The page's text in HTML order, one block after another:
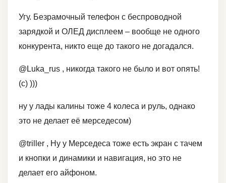
Угу. Безрамочный телефон с беспроводной
зарядкой и ОЛЕД дисплеем – вообще не одного
конкурента, никто еще до такого не догадался.
@Luka_rus , никогда такого не было и вот опять!
(c) )))
ну у лады калины тоже 4 колеса и руль, однако
это не делает её мерседесом)
@triller , Ну у Мерседеса тоже есть экран с тачем
и кнопки и динамики и навигация, но это не
делает его айфоном.